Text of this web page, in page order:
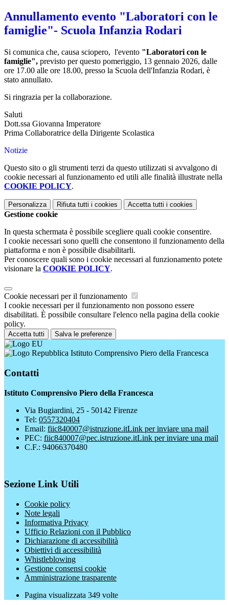
Annullamento evento "Laboratori con le
famiglie"- Scuola Infanzia Rodari
Si comunica che, causa sciopero, l'evento "Laboratori con le
famiglie", previsto per questo pomeriggio, 13 gennaio 2026, dalle
ore 17.00 alle ore 18.00, presso la Scuola dell'Infanzia Rodari, è
stato annullato.
Si ringrazia per la collaborazione.
Saluti
Dott.ssa Giovanna Imperatore
Prima Collaboratrice della Dirigente Scolastica
Notizie
Questo sito o gli strumenti terzi da questo utilizzati si avvalgono di
cookie necessari al funzionamento ed utili alle finalità illustrate nella
COOKIE POLICY.
Personalizza Rifiuta tutti i cookies Accetta tutti i cookies
Gestione cookie
In questa schermata è possibile scegliere quali cookie consentire.
I cookie necessari sono quelli che consentono il funzionamento della
piattaforma e non è possibile disabilitarli.
Per conoscere quali sono i cookie necessari al funzionamento potete
visionare la COOKIE POLICY.
Cookie necessari per il funzionamento
I cookie necessari per il funzionamento non possono essere
disabilitati. È possibile consultare l'elenco nella pagina della cookie
policy.
Accetta tutti Salva le preferenze
Istituto Comprensivo Piero della Francesca
Contatti
Istituto Comprensivo Piero della Francesca
Via Bugiardini, 25 - 50142 Firenze
Tel: 0557320404
Email: fiic840007@istruzione.itLink per inviare una mail
PEC: fiic840007@pec.istruzione.itLink per inviare una mail
C.F.: 94066370480
Sezione Link Utili
Cookie policy
Note legali
Informativa Privacy
Ufficio Relazioni con il Pubblico
Dichiarazione di accessibilità
Obiettivi di accessibilità
Whistleblowing
Gestione consensi cookie
Amministrazione trasparente
Pagina visualizzata 349 volte